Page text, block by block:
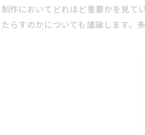
作においてどれほど重要かを見て
らすのかについても議論します。